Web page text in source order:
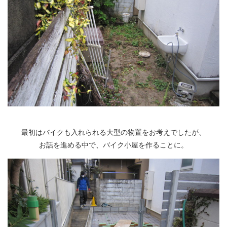
最初はバイクも入れられる大型の物置をお考えでしたが、
お話を進める中で、バイク小屋を作ることに。